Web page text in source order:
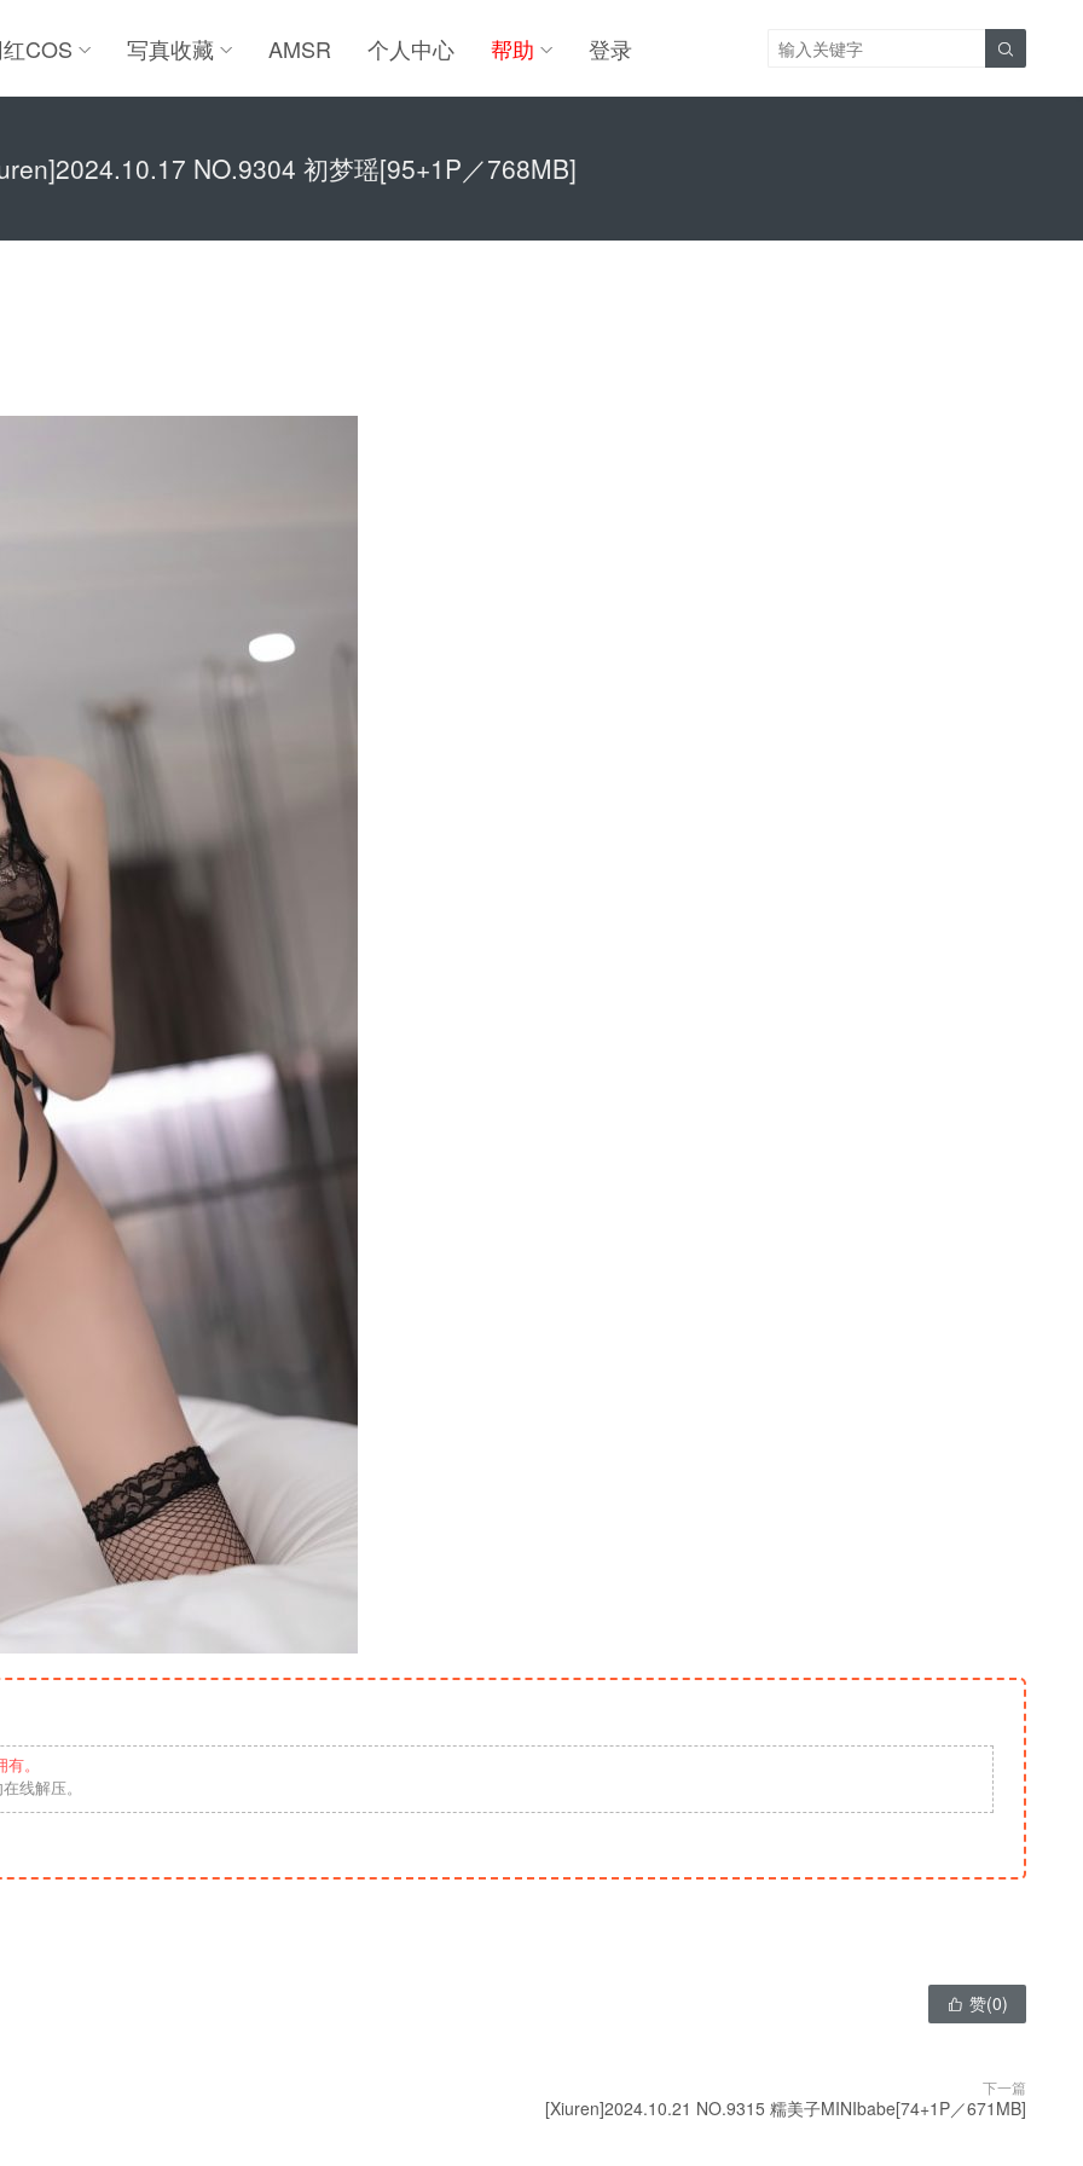
COS 写真收藏 AMSR 个人中心 帮助 登录 
NO.9304 初梦瑶[95+1P／768MB]
。
线解压。
 赞(0)
下一篇
[Xiuren]2024.10.21 NO.9315 糯美子MINIbabe[74+1P／671MB]